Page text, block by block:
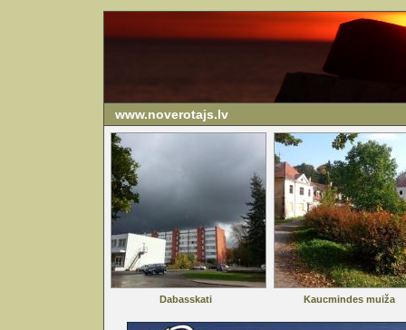
www.noverotajs.lv
Dabasskati Kaucmindes muiža